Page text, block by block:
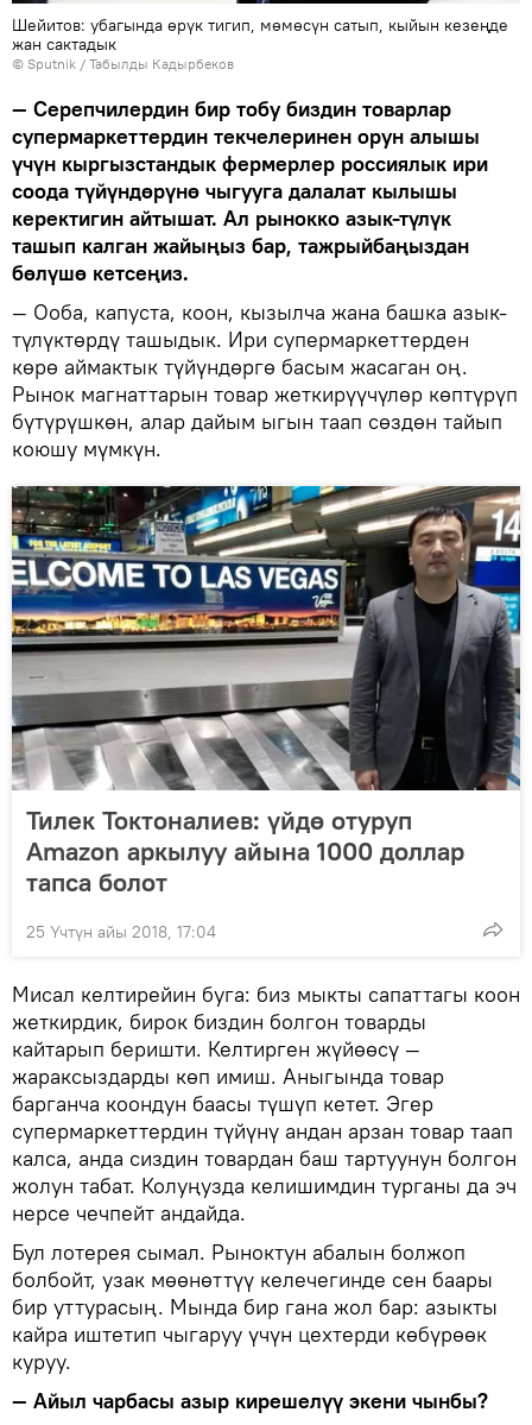
Шейитов: убагында өрүк тигип, мөмөсүн сатып, кыйын кезеңде
жан сактадык
© Sputnik / Табылды Кадырбеков
— Серепчилердин бир тобу биздин товарлар
супермаркеттердин текчелеринен орун алышы
үчүн кыргызстандык фермерлер россиялык ири
соода түйүндөрүнө чыгууга далалат кылышы
керектигин айтышат. Ал рынокко азык-түлүк
ташып калган жайыңыз бар, тажрыйбаңыздан
бөлүшө кетсеңиз.
— Ооба, капуста, коон, кызылча жана башка азык-
түлүктөрдү ташыдык. Ири супермаркеттерден
көрө аймактык түйүндөргө басым жасаган оң.
Рынок магнаттарын товар жеткирүүчүлөр көптүрүп
бүтүрүшкөн, алар дайым ыгын таап сөздөн тайып
коюшу мүмкүн.
Тилек Токтоналиев: үйдө отуруп
Amazon аркылуу айына 1000 доллар
тапса болот
25 Үчтүн айы 2018, 17:04
Мисал келтирейин буга: биз мыкты сапаттагы коон
жеткирдик, бирок биздин болгон товарды
кайтарып беришти. Келтирген жүйөөсү —
жараксыздарды көп имиш. Аныгында товар
барганча коондун баасы түшүп кетет. Эгер
супермаркеттердин түйүнү андан арзан товар таап
калса, анда сиздин товардан баш тартуунун болгон
жолун табат. Колуңузда келишимдин турганы да эч
нерсе чечпейт андайда.
Бул лотерея сымал. Рыноктун абалын болжоп
болбойт, узак мөөнөттүү келечегинде сен баары
бир уттурасың. Мында бир гана жол бар: азыкты
кайра иштетип чыгаруу үчүн цехтерди көбүрөөк
куруу.
— Айыл чарбасы азыр кирешелүү экени чынбы?